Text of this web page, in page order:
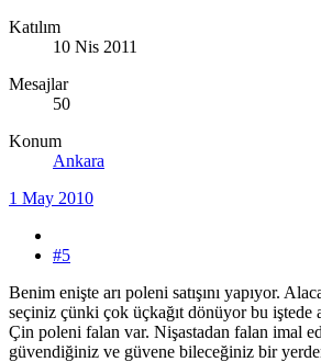
Katılım
10 Nis 2011
Mesajlar
50
Konum
Ankara
1 May 2010
#5
Benim enişte arı poleni satışını yapıyor.
seçiniz çünki çok üçkağıt dönüyor bu iştede
Çin poleni falan var. Nişastadan falan imal
güvendiğiniz ve güvene bileceğiniz bir